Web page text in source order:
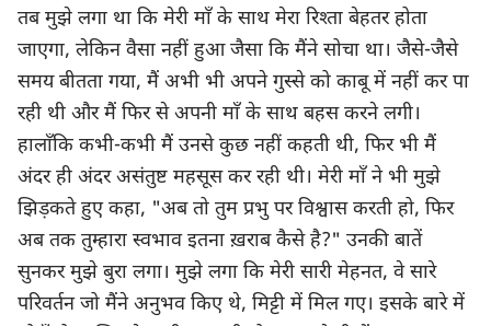
तब मुझे लगा था कि मेरी माँ के साथ मेरा रिश्ता बेहतर होता
जाएगा, लेकिन वैसा नहीं हुआ जैसा कि मैंने सोचा था। जैसे-जैसे
समय बीतता गया, मैं अभी भी अपने गुस्से को काबू में नहीं कर पा
रही थी और मैं फिर से अपनी माँ के साथ बहस करने लगी।
हालाँकि कभी-कभी मैं उनसे कुछ नहीं कहती थी, फिर भी मैं
अंदर ही अंदर असंतुष्ट महसूस कर रही थी। मेरी माँ ने भी मुझे
झिड़कते हुए कहा, "अब तो तुम प्रभु पर विश्वास करती हो, फिर
अब तक तुम्हारा स्वभाव इतना ख़राब कैसे है?" उनकी बातें
सुनकर मुझे बुरा लगा। मुझे लगा कि मेरी सारी मेहनत, वे सारे
परिवर्तन जो मैंने अनुभव किए थे, मिट्टी में मिल गए। इसके बारे में